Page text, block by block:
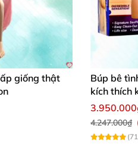
bê tình dục bán
búp bê tình dục
thiệu búp bê tình
giống thật
Búp bê
kích thích
4.247.000₫